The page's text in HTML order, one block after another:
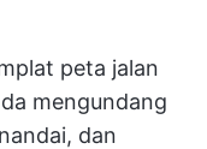
peta jalan
mengundang
dan